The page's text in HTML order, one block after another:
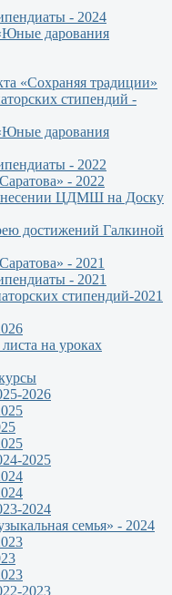
- 2024
дарования
«Сохраняя традиции»
стипендий -
дарования
- 2022
- 2022
ЦДМШ на Доску
достижений Галкиной
- 2021
- 2021
стипендий-2021
на уроках
2026
2025
2024
семья» - 2024
2023